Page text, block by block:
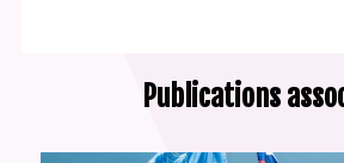
Publications